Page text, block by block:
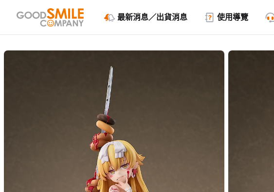
最新消息／出貨消息 使用導覽